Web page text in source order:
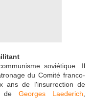
soviétique. Il
du Comité franco-
ans de l'insurrection de
de Georges Laederich